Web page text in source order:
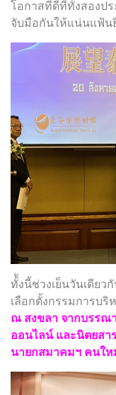
โอกาสที่ดีที่ทั้งสองป
จับมือกันให้แน่นแฟ้น
ทั้ังนี้ช่วงเย็นวันเดียว
เลือกตั้งกรรมการบ
ณ สงขลา จากบรรณ
ออนไลน์ และนิตยสา
นายกสมาคมฯ คนให